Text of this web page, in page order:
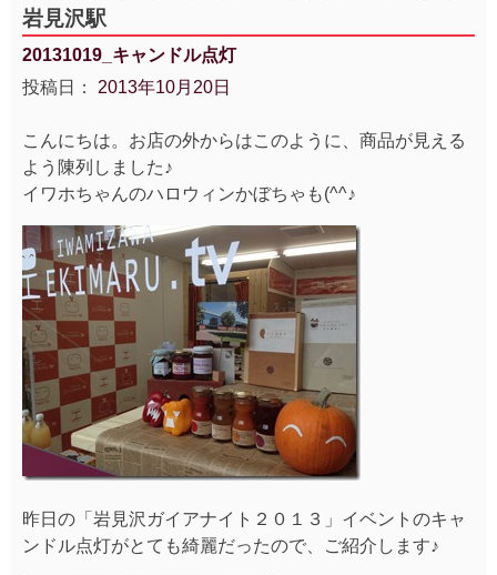
岩見沢駅
20131019_キャンドル点灯
投稿日： 2013年10月20日
こんにちは。お店の外からはこのように、商品が見える
よう陳列しました♪
イワホちゃんのハロウィンかぼちゃも(^^♪
昨日の「岩見沢ガイアナイト２０１３」イベントのキャ
ンドル点灯がとても綺麗だったので、ご紹介します♪